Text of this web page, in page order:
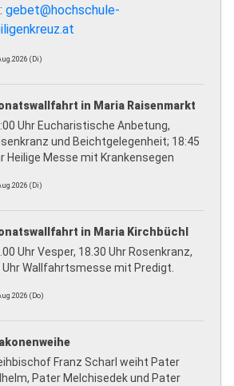
gebet@hochschule-
(Di)
in Maria Raisenmarkt
Uhr Eucharistische Anbetung,
und Beichtgelegenheit; 18:45
Heilige Messe mit Krankensegen
(Di)
in Maria Kirchbüchl
Uhr Vesper, 18.30 Uhr Rosenkranz,
Uhr Wallfahrtsmesse mit Predigt.
(Do)
Franz Scharl weiht Pater
Pater Melchisedek und Pater